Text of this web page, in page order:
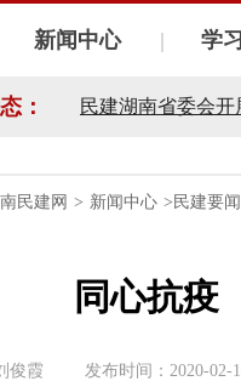
新闻中心 学
：
民建湖南省十届
民建湖南省委会
民建湖南省委会
民建网 > 新闻中心 >民建要闻
同心抗
俊霞 发布时间：2020-02-